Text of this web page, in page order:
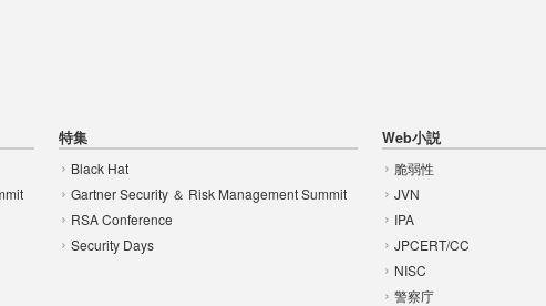
特集
Black Hat
Gartner Security ＆ Risk Management Summit
RSA Conference
Security Days
Web小説
脆弱性
JVN
IPA
JPCERT/CC
NISC
警察庁